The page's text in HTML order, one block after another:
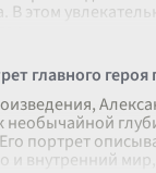
В этом
главного
необычайной
портрет
и внутренний